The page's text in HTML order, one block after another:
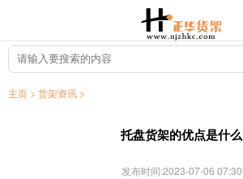
主页 > 货架资讯 >
托盘货架的优点是什么
发布时间:2023-07-06 07:30